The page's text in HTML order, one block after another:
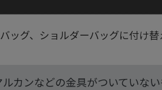
ッグ、ショルダーバッグに付け
カンなどの金具がついていな